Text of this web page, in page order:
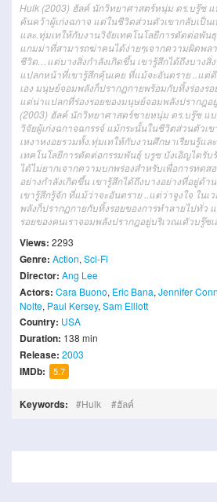
Hulk (2003) ฮัลค์ นักวิทยาศาสตร์หนุ่ม ดร.บรู๊ซ
ค้นคว้าผู้เก่งฉกาจ แต่ในชีวิตส่วนตัวเขากลับเป็น
และ.ทุ่มเทให้กับงานวิจัยเทคโนโลยีการตัดต่อพัน
แกมม่าที่สามารถฆ่าคนได้ง่ายๆเจากความผิดพล
ชีวิต…แต่บางสิ่งกำลังเกิดขึ้น เขารู้สึกได้ถึงบางสิ่
แปลกหน้าที่เขารู้สึกคุ้นเคย ที่แม้จะอันตราย ..แต่
เอง มนุษย์จอมพลังก็ปรากฏกายพร้อมกับทิ้งร่องร
แต่น่าแปลกที่ร่องรอยของมนุษย์จอมพลังปรากฎอ
(2003) ฮัลค์ นักวิทยาศาสตร์ชายหนุ่ม ดร.บรู๊ซ แ
วิจัยผู้เก่งฉกาจฉกรรจ์ แม้กระนั้นในชีวิตส่วนตัวเ
เหงาหงอยรวมทั้ง.ทุ่มเทให้กับงานศึกษาเรียนรู้แ
เทคโนโลยีการตัดต่อกรรมพันธุ์ บรูซ บังเอิญไดรั
ได้ไม่ยากเจากความบกพร่องสำหรับเพื่อการทด
อย่างกำลังเกิดขึ้น เขารู้สึกได้ถึงบางอย่างที่อยู่ด้
เขารู้สึกรู้จัก ที่แม้ว่าจะอันตราย ..แต่ว่าจูงใจ ในเ
พลังก็ปรากฏกายกับทิ้งรอยของการทำลายไปทั่ว
รอยของคนเราจอมพลังปรากฎอยู่บริเวณเตัวบรู๊ซ
Views: 2293
Genre: Action, Sci-Fi
Director: Ang Lee
Actors: Cara Buono, Eric Bana, Jennifer
Nolte, Paul Kersey, Sam Elliott
Country: USA
Duration: 138 min
Release: 2003
IMDb: 5.7
Keywords: Hulk ฮัลค์